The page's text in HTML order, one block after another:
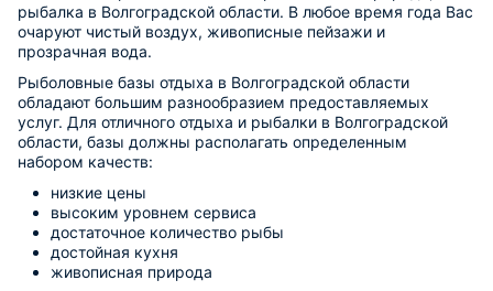
рыбалка в Волгоградской области. В любое время года Вас
очаруют чистый воздух, живописные пейзажи и
прозрачная вода.
Рыболовные базы отдыха в Волгоградской области
обладают большим разнообразием предоставляемых
услуг. Для отличного отдыха и рыбалки в Волгоградской
области, базы должны располагать определенным
набором качеств:
низкие цены
высоким уровнем сервиса
достаточное количество рыбы
достойная кухня
живописная природа